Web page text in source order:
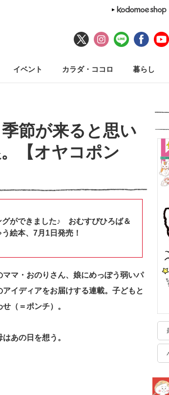
イベント カラダ・ココロ 暮らし
節が来ると思い
【オヤコポン
グができました♪ おむすびひろば＆
絵本、7月1日発売！
マ・おのりさん、娘にめっぽう弱いパ
イディアをお届けする連載。 子どもと
（＝ポンチ）。
あの日を想う。